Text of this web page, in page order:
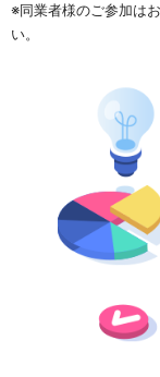
※同業者様のご参加は
い。